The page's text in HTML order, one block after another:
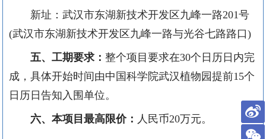
新址：武汉市东湖新技术开发区九峰一路201号
(武汉市东湖新技术开发区九峰一路与光谷七路路口)
五、工期要求 ： 整个项目要求在30个日历日内完
成，具体开始时间由中国科学院武汉植物园提前15个
日历日告知入围单位。
六、本项目最高限价： 人民币20万元。